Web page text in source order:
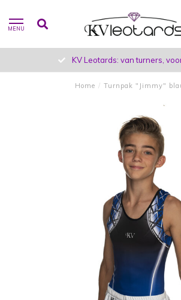
MENU
KV Leotards: van turners,
Home / Turnpak "Jimmy"